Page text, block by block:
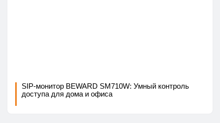
SIP-монитор BEWARD SM710W: Умный контроль
доступа для дома и офиса